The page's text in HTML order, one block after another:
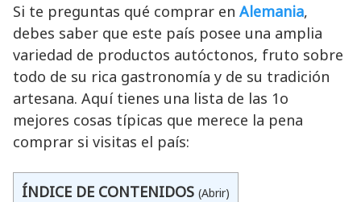
Si te preguntas qué comprar en Alemania,
debes saber que este país posee una amplia
variedad de productos autóctonos, fruto sobre
todo de su rica gastronomía y de su tradición
artesana. Aquí tienes una lista de las 1o
mejores cosas típicas que merece la pena
comprar si visitas el país:
ÍNDICE DE CONTENIDOS (Abrir)